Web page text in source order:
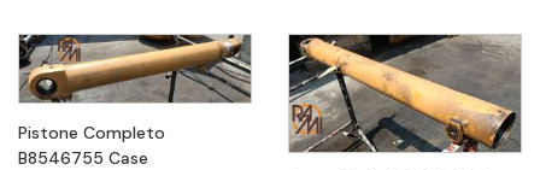
Pistone Completo
B8546755 Case